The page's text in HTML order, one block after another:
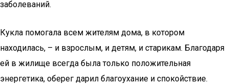
заболеваний.
Кукла помогала всем жителям дома, в котором
находилась, – и взрослым, и детям, и старикам. Благодаря
ей в жилище всегда была только положительная
энергетика, оберег дарил благоухание и спокойствие.